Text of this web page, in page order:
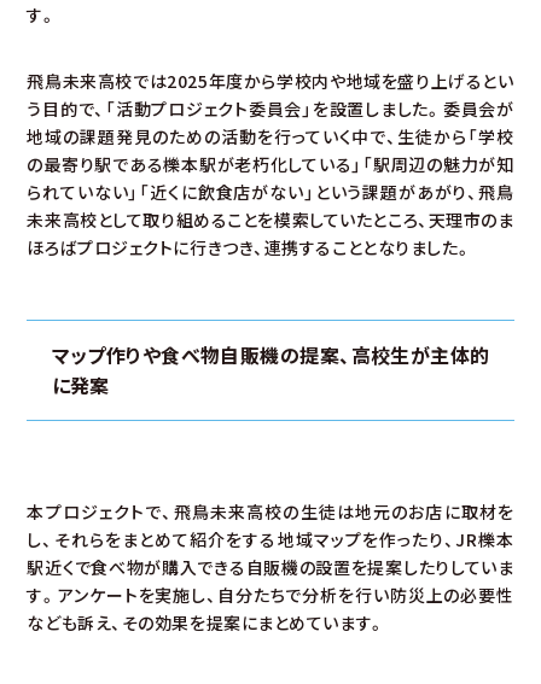
す。
飛鳥未来高校では2025年度から学校内や地域を盛り上げるとい
う目的で、「活動プロジェクト委員会」を設置しました。委員会が
地域の課題発見のための活動を行っていく中で、生徒から「学校
の最寄り駅である櫟本駅が老朽化している」「駅周辺の魅力が知
られていない」「近くに飲食店がない」という課題があがり、飛鳥
未来高校として取り組めることを模索していたところ、天理市のま
ほろばプロジェクトに行きつき、連携することとなりました。
マップ作りや食べ物自販機の提案、高校生が主体的
に発案
本プロジェクトで、飛鳥未来高校の生徒は地元のお店に取材を
し、それらをまとめて紹介をする地域マップを作ったり、JR櫟本
駅近くで食べ物が購入できる自販機の設置を提案したりしていま
す。アンケートを実施し、自分たちで分析を行い防災上の必要性
なども訴え、その効果を提案にまとめています。